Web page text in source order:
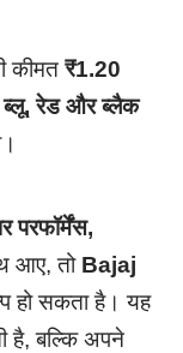
कीमत ₹1.20
ब्लू, रेड और ब्लैक
परफॉर्मेंस,
आए, तो Bajaj
हो सकता है। यह
है, बल्कि अपने